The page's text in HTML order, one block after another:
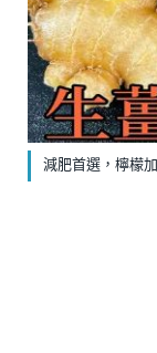
減肥首選，檸檬